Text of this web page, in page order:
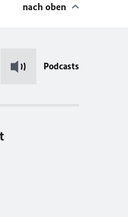
nach oben
Podcasts